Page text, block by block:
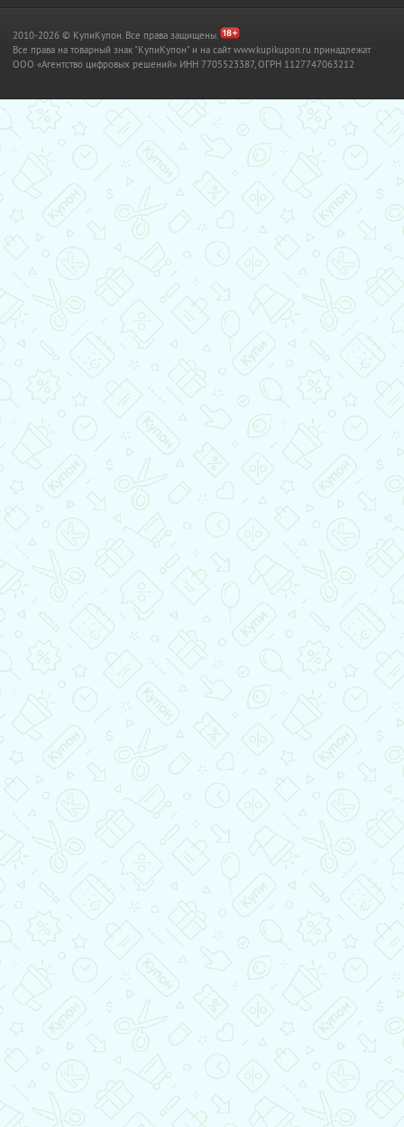
2010-2026 © КупиКупон. Все права защищены.
Все права на товарный знак "КупиКупон" и на сайт www.kupikupon.ru принадлежат
OOO «Агентство цифровых решений» ИНН 7705523387, ОГРН 1127747063212